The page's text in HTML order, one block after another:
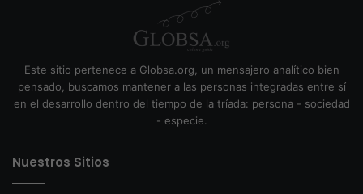
Este sitio pertenece a Globsa.org, un mensajero analítico bien
pensado, buscamos mantener a las personas integradas entre sí
en el desarrollo dentro del tiempo de la tríada: persona - sociedad
- especie.
Nuestros Sitios